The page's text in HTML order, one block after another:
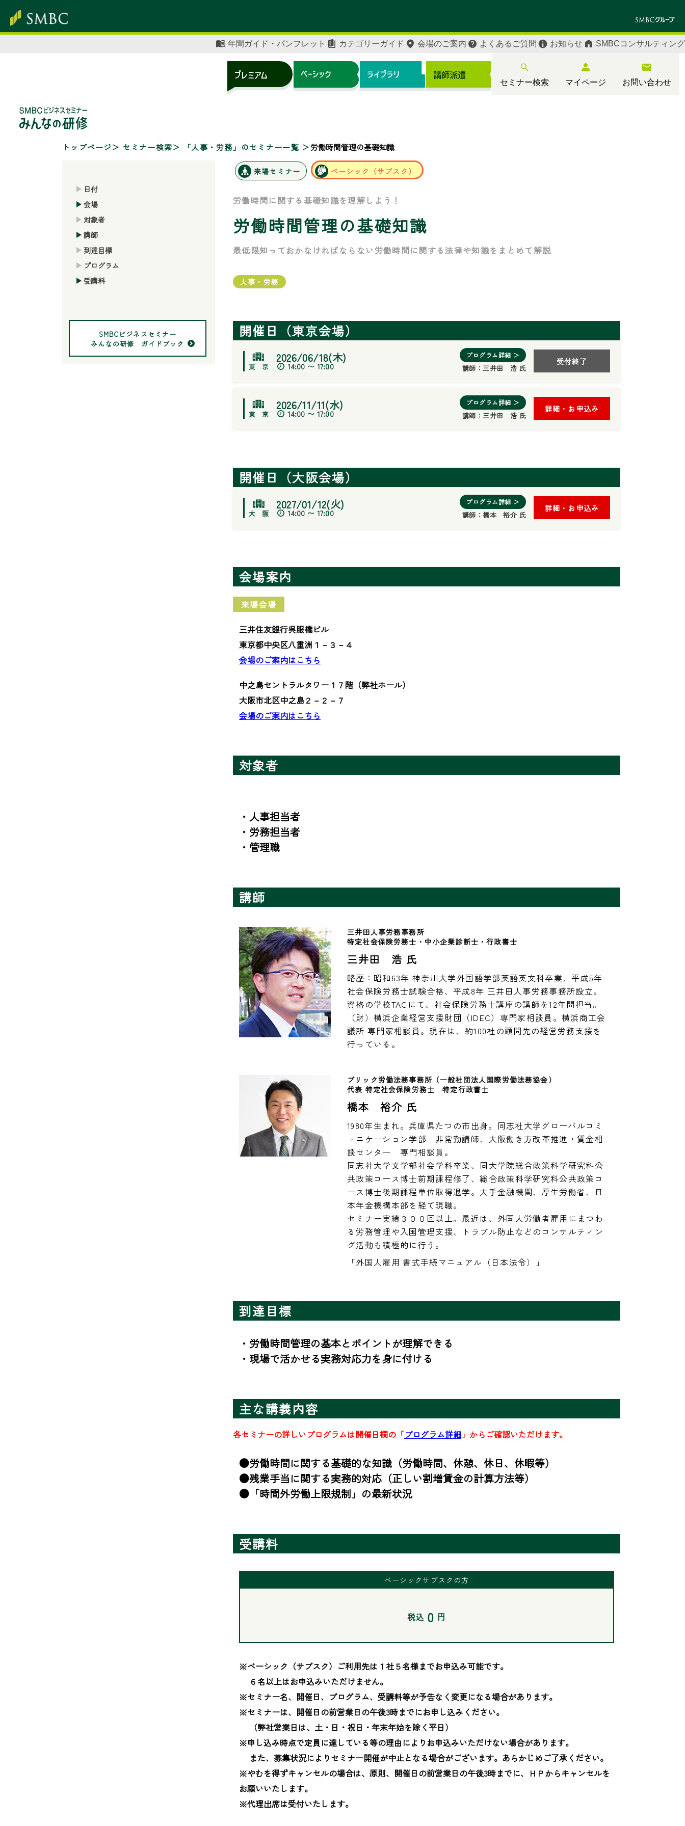
セミナー検索 マイページ お問い合わせ
年間ガイド・パンフレット カテゴリーガイド 会場のご案内 よくあるご質問 お知らせ SMBCコンサルティング
トップページ セミナー検索 「人事・労務」のセミナー一覧 労働時間管理の基礎知識
日付
会場
対象者
講師
到達目標
プログラム
受講料
SMBCビジネスセミナー
みんなの研修 ガイドブック
来場セミナー ベーシック（サブスク）
労働時間に関する基礎知識を理解しよう！
労働時間管理の基礎知識
最低限知っておかなければならない労働時間に関する法律や知識をまとめて解説
人事・労務
開催日（東京会場）
2026/06/18(木)
14:00 〜 17:00
プログラム詳細 ＞
講師：三井田 浩 氏
受付終了
2026/11/11(水)
14:00 〜 17:00
プログラム詳細 ＞
講師：三井田 浩 氏
詳細・お申込み
開催日（大阪会場）
2027/01/12(火)
14:00 〜 17:00
プログラム詳細 ＞
講師：橋本 裕介 氏
詳細・お申込み
会場案内
来場会場
三井住友銀行呉服橋ビル
東京都中央区八重洲１－３－４
会場のご案内はこちら
中之島セントラルタワー１７階（弊社ホール）
大阪市北区中之島２－２－７
会場のご案内はこちら
対象者
・人事担当者
・労務担当者
・管理職
講師
三井田人事労務事務所
特定社会保険労務士・中小企業診断士・行政書士
三井田 浩 氏
略歴：昭和63年 神奈川大学外国語学部英語英文科卒業、平成5年
社会保険労務士試験合格、平成8年 三井田人事労務事務所設立。
資格の学校TACにて、社会保険労務士講座の講師を12年間担当。
（財）横浜企業経営支援財団（IDEC）専門家相談員。横浜商工会
議所 専門家相談員。現在は、約100社の顧問先の経営労務支援を
行っている。
ブリック労働法務事務所（一般社団法人国際労働法務協会）
代表 特定社会保険労務士　特定行政書士
橋本 裕介 氏
1980年生まれ。兵庫県たつの市出身。同志社大学グローバルコミ
ュニケーション学部　非常勤講師、大阪働き方改革推進・賃金相
談センター　専門相談員。
同志社大学文学部社会学科卒業、同大学院総合政策科学研究科公
共政策コース博士前期課程修了、総合政策科学研究科公共政策コ
ース博士後期課程単位取得退学。大手金融機関、厚生労働省、日
本年金機構本部を経て現職。
セミナー実績３００回以上。最近は、外国人労働者雇用にまつわ
る労務管理や入国管理支援、トラブル防止などのコンサルティン
グ活動も積極的に行う。
「外国人雇用 書式手続マニュアル（日本法令）」
到達目標
・労働時間管理の基本とポイントが理解できる
・現場で活かせる実務対応力を身に付ける
主な講義内容
各セミナーの詳しいプログラムは開催日欄の「プログラム詳細 」からご確認いただけます。
●労働時間に関する基礎的な知識（労働時間、休憩、休日、休暇等）
●残業手当に関する実務的対応（正しい割増賃金の計算方法等）
●「時間外労働上限規制」の最新状況
受講料
ベーシックサブスクの方
税込 0 円
※ベーシック（サブスク）ご利用先は１社５名様までお申込み可能です。
６名以上はお申込みいただけません。
※セミナー名、開催日、プログラム、受講料等が予告なく変更になる場合があります。
※セミナーは、開催日の前営業日の午後3時までにお申し込みください。
（弊社営業日は、土・日・祝日・年末年始を除く平日）
※申し込み時点で定員に達している等の理由によりお申込みいただけない場合があります。
また、募集状況によりセミナー開催が中止となる場合がございます。あらかじめご了承ください。
※やむを得ずキャンセルの場合は、原則、開催日の前営業日の午後3時までに、ＨＰからキャンセルを
お願いいたします。
※代理出席は受付いたします。